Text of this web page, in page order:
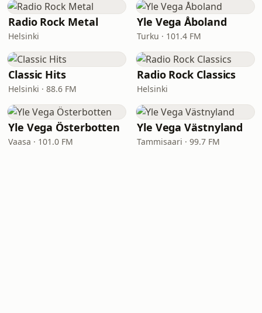
Radio Rock Metal
Helsinki
Yle Vega Åboland
Turku · 101.4 FM
Classic Hits
Helsinki · 88.6 FM
Radio Rock Classics
Helsinki
Yle Vega Österbotten
Vaasa · 101.0 FM
Yle Vega Västnyland
Tammisaari · 99.7 FM